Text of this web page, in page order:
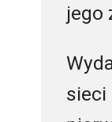
jego
sieci